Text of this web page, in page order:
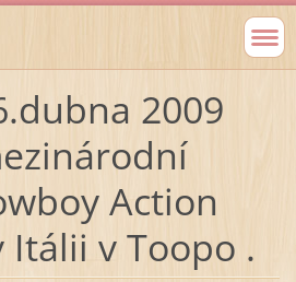
2009
Action
Itálii v Toopo .